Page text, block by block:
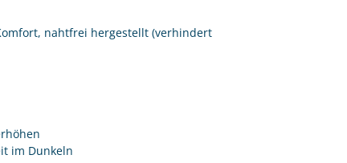
nahtfrei hergestellt (verhindert
im Dunkeln